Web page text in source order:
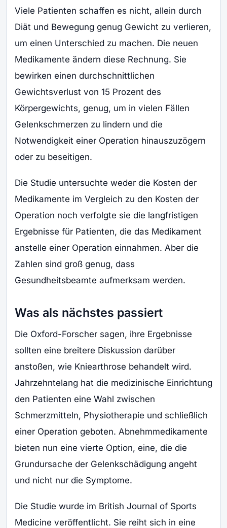
Viele Patienten schaffen es nicht, allein durch
Diät und Bewegung genug Gewicht zu verlieren,
um einen Unterschied zu machen. Die neuen
Medikamente ändern diese Rechnung. Sie
bewirken einen durchschnittlichen
Gewichtsverlust von 15 Prozent des
Körpergewichts, genug, um in vielen Fällen
Gelenkschmerzen zu lindern und die
Notwendigkeit einer Operation hinauszuzögern
oder zu beseitigen.
Die Studie untersuchte weder die Kosten der
Medikamente im Vergleich zu den Kosten der
Operation noch verfolgte sie die langfristigen
Ergebnisse für Patienten, die das Medikament
anstelle einer Operation einnahmen. Aber die
Zahlen sind groß genug, dass
Gesundheitsbeamte aufmerksam werden.
Was als nächstes passiert
Die Oxford-Forscher sagen, ihre Ergebnisse
sollten eine breitere Diskussion darüber
anstoßen, wie Kniearthrose behandelt wird.
Jahrzehntelang hat die medizinische Einrichtung
den Patienten eine Wahl zwischen
Schmerzmitteln, Physiotherapie und schließlich
einer Operation geboten. Abnehmmedikamente
bieten nun eine vierte Option, eine, die die
Grundursache der Gelenkschädigung angeht
und nicht nur die Symptome.
Die Studie wurde im British Journal of Sports
Medicine veröffentlicht. Sie reiht sich in eine